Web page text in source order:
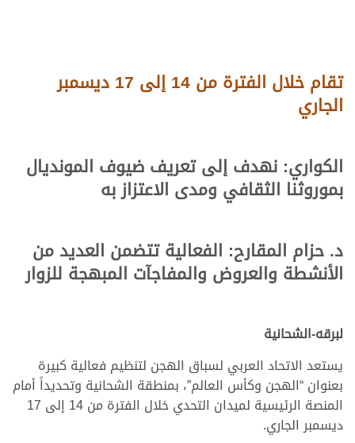
تقام خلال الفترة من 14 إلى 17 ديسمبر
الجاري
الكواري: نهدف إلى تعريف ضيوف المونديال
بموروثنا الثقافي ومدى الاعتزاز به
د. حزام المقارح: الفعالية تتضمن العديد من
الأنشطة والعروض والمفاجآت المبهجة للزوار
لبرقه-الشحانية
يستعد الاتحاد العربي لسباق الهجن لتنظيم فعالية كبيرة
بعنوان “الهجن وكأس العالم”، بمنطقة الشحانية وتحديداً أمام
المنصة الرئيسية لميدان التحدي خلال الفترة من 14 إلى 17
ديسمبر الجاري.